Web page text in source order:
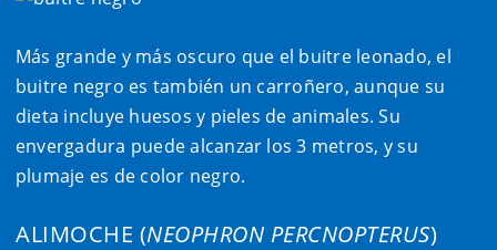
Más grande y más oscuro que el buitre leonado, el
buitre negro es también un carroñero, aunque su
dieta incluye huesos y pieles de animales. Su
envergadura puede alcanzar los 3 metros, y su
plumaje es de color negro.
ALIMOCHE (NEOPHRON PERCNOPTERUS)